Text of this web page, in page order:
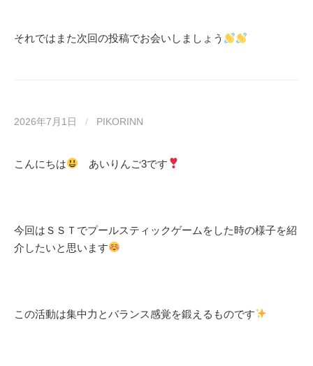
それではまた次回の投稿でお会いしましょう
2026年7月1日 / PIKORINN
こんにちは あいりんご3です
今回はＳＳＴでプールスティックゲームをした時の様子を紹
介したいと思います
この活動は集中力とバランス感覚を鍛えるものです